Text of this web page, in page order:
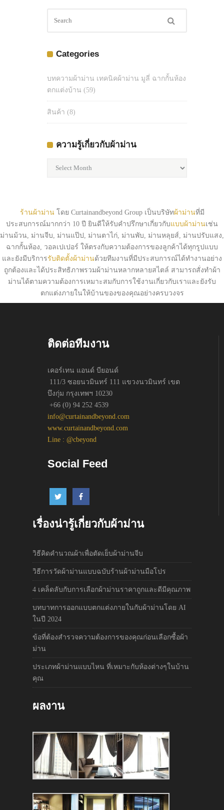
Categories
บทความผ้าม่าน เทคนิคผ้าม่าน มูลี่ ฉากกั้นห้อง
ตกแต่งบ้าน (59)
สินค้า (8)
ความรู้เกี่ยวกับผ้าม่าน
ความ
ผ้า
ม่าน
ร้านผ้าม่านโดย Curtainandbeyond Group เป็นบริษัทผ้าม่านที่มี
ประสบการณ์มากกว่า 10 ปี ยินดีให้รับคำปรึกษาเกี่ยวกับแบบผ้าม่านเช่น
ม่านม้วน, ม่านจีบ, ม่านแป๊ป, ม่านตาไก่, ม่านพับ, ม่านหลุยส์, ม่านปรับแสง,
ฉากกั้นห้อง, วอลเปเปอร์ ให้ตรงกับความต้องการของลูกค้าได้ทุกรูปแบบ
และยังมีบริการรับติดตั้งผ้าม่านด้วยทีมงานที่มีประสบการณ์ได้ทำงานอย่าง
ถูกต้องและได้ประสิทธิภาพรวมผ้าม่านหลากหลายสไตล์ สามารถสั่งทำผ้า
ม่านได้ตามความต้องการเหมาะสมกับการใช้งานเกี่ยวกับเราและยังรับ
ตกแต่งภายในให้บ้านของของคุณอย่างครบวงจร
ติดต่อทีมงาน
เคอร์เทน แอนด์ บียอนด์
111/3 ซอยนวมินทร์ 111 แขวงนวมินทร์ เขต
บึงกุ่ม กรุงเทพฯ 10230
+66 (0) 94 252 4539
info@curtainandbeyond.com
www.curtainandbeyond.com
Line : @cbeyond
Social Feed
เรื่องน่ารู้เกี่ยวกับผ้าม่าน
วิธีคิดคำนวณผ้าเพื่อตัดเย็บผ้าม่านจีบ
วิธีการวัดผ้าม่านแบบฉบับร้านผ้าม่านมือโปร
4 เคล็ดลับกับการเลือกผ้าม่านราคาถูกและดีมีคุณภาพ
บทบาทการออกแบบตกแต่งภายในกับผ้าม่านโดย AI
ในปี 2024
ข้อที่ต้องสำรวจความต้องการของคุณก่อนเลือกซื้อผ้า
ม่าน
ประเภทผ้าม่านแบบไหน ที่เหมาะกับห้องต่างๆในบ้าน
คุณ
ผลงาน